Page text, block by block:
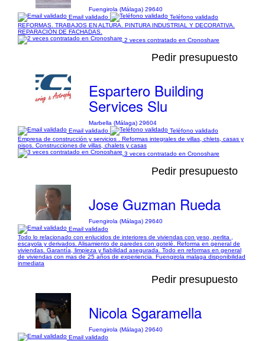
Fuengirola (Málaga) 29640
Email validado
Teléfono validado
REFORMAS. TRABAJOS EN ALTURA. PINTURA INDUSTRIAL Y DECORATIVA.
REPARACIÓN DE FACHADAS.
2 veces contratado en Cronoshare
Pedir presupuesto
Espartero Building
Services Slu
Marbella (Málaga) 29604
Email validado
Teléfono validado
Empresa de construcción y servicios . Reformas integrales de villas, chlets, casas y
pisos. Construcciones de villas, chalets y casas
3 veces contratado en Cronoshare
Pedir presupuesto
Jose Guzman Rueda
Fuengirola (Málaga) 29640
Email validado
Todo lo relacionado con enlucidos de interiores de viviendas con yeso, perlita ,
escayola y derivados. Alisamiento de paredes con gotelé. Reforma en general de
viviendas. Garantía, limpieza y fiabilidad asegurada. Todo en reformas en general
de viviendas con mas de 25 años de experiencia. Fuengirola malaga disponibilidad
inmediata
Pedir presupuesto
Nicola Sgaramella
Fuengirola (Málaga) 29640
Email validado